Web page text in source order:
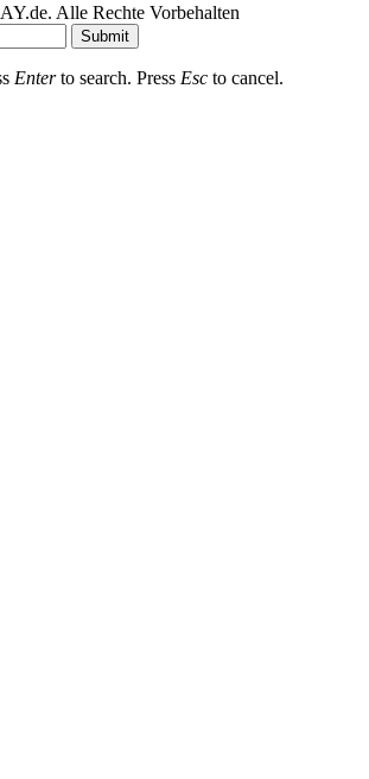
Alle Rechte Vorbehalten
Submit
Enterto search. Press Esc to cancel.